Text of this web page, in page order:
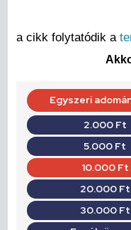
a cikk folytatódik a